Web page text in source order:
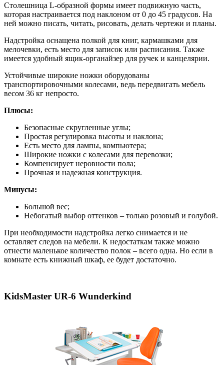
Столешница L-образной формы имеет подвижную часть,
которая настраивается под наклоном от 0 до 45 градусов. На
ней можно писать, читать, рисовать, делать чертежи и планы.
Надстройка оснащена полкой для книг, кармашками для
мелочевки, есть место для записок или расписания. Также
имеется удобный ящик-органайзер для ручек и канцелярии.
Устойчивые широкие ножки оборудованы
транспортировочными колесами, ведь передвигать мебель
весом 36 кг непросто.
Плюсы:
Безопасные скругленные углы;
Простая регулировка высоты и наклона;
Есть место для лампы, компьютера;
Широкие ножки с колесами для перевозки;
Компенсирует неровности пола;
Прочная и надежная конструкция.
Минусы:
Большой вес;
Небогатый выбор оттенков – только розовый и голубой.
При необходимости надстройка легко снимается и не
оставляет следов на мебели. К недостаткам также можно
отнести маленькое количество полок – всего одна. Но если в
комнате есть книжный шкаф, ее будет достаточно.
KidsMaster UR-6 Wunderkind